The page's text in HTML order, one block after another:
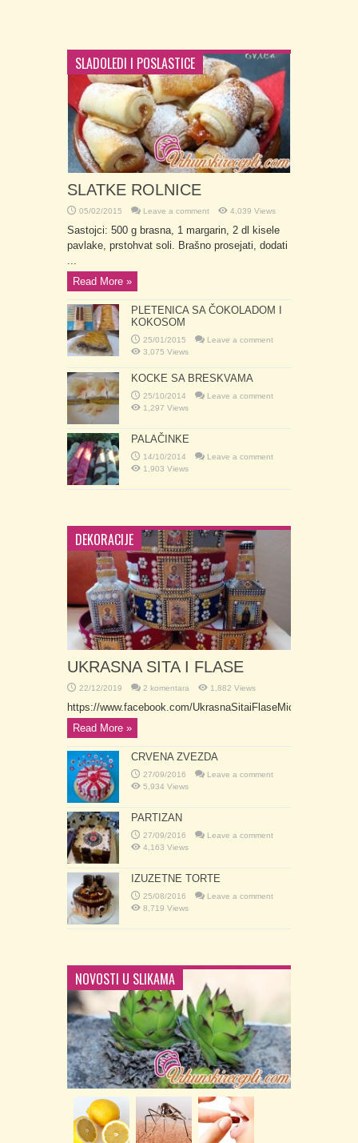
SLADOLEDI I POSLASTICE
SLATKE ROLNICE
05/02/2015 Leave a comment 4,039 Views
Sastojci: 500 g brasna, 1 margarin, 2 dl kisele
pavlake, prstohvat soli. Brašno prosejati, dodati
...
Read More »
PLETENICA SA ČOKOLADOM I
KOKOSOM
25/01/2015
Leave a comment
3,075 Views
KOCKE SA BRESKVAMA
25/10/2014
Leave a comment
1,297 Views
PALAČINKE
14/10/2014
Leave a comment
1,903 Views
DEKORACIJE
UKRASNA SITA I FLASE
22/12/2019 2 komentara 1,882 Views
https://www.facebook.com/UkrasnaSitaiFlaseMica
Read More »
CRVENA ZVEZDA
27/09/2016
Leave a comment
5,934 Views
PARTIZAN
27/09/2016
Leave a comment
4,163 Views
IZUZETNE TORTE
25/08/2016
Leave a comment
8,719 Views
NOVOSTI U SLIKAMA